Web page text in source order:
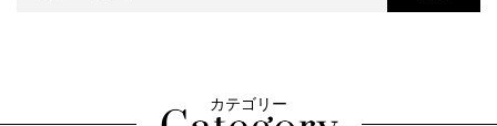
カテゴリー